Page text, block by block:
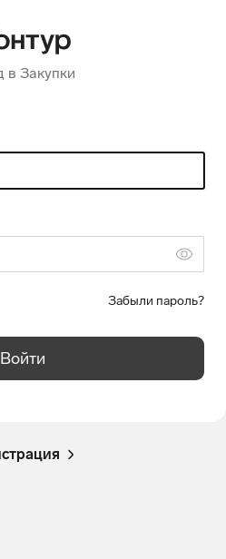
в Закупки
Забыли пароль?
Войти